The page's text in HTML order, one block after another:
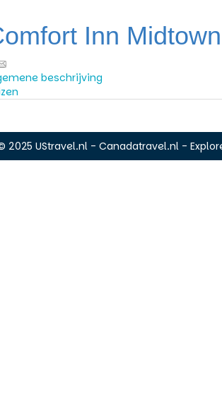
Inn
beschrijving
2025 UStravel.nl - Canadatravel.nl -